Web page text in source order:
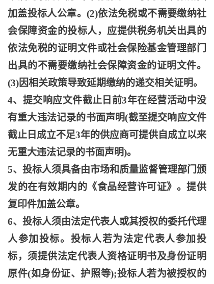
加盖投标人公章。(2)依法免税或不需要缴纳社
会保障资金的投标人，应提供税务机关出具的
依法免税的证明文件或社会保险基金管理部门
出具的不需要缴纳社会保障资金的证明文件。
(3)因相关政策导致延期缴纳的递交相关证明。
4、提交响应文件截止日前3年在经营活动中没
有重大违法记录的书面声明(截至提交响应文件
截止日成立不足3年的供应商可提供自成立以来
无重大违法记录的书面声明)。
5、投标人须具备由市场和质量监督管理部门颁
发的在有效期内的《食品经营许可证》。提供
复印件加盖公章。
6、投标人须由法定代表人或其授权的委托代理
人参加投标。投标人若为法定代表人参加投
标，须提供法定代表人资格证明书及身份证明
原件(如身份证、护照等);投标人若为被授权的